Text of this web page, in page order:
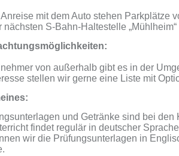
mit dem Auto stehen Parkplätze
nächsten S-Bahn-Haltestelle
von außerhalb gibt es in der
stellen wir gerne eine Liste mit
und Getränke sind bei den
findet regulär in deutscher
wir die Prüfungsunterlagen in